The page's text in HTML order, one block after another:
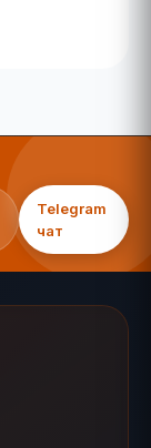
Telegram
чат